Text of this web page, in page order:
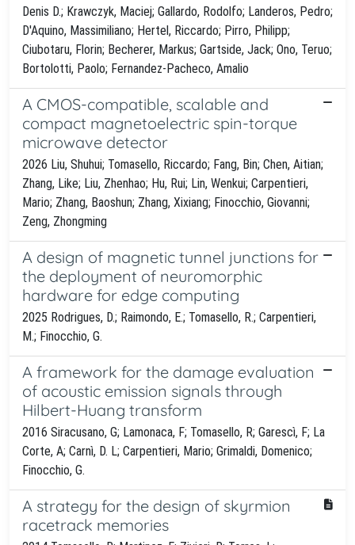
Denis D.; Krawczyk, Maciej; Gallardo, Rodolfo; Landeros, Pedro;
D'Aquino, Massimiliano; Hertel, Riccardo; Pirro, Philipp;
Ciubotaru, Florin; Becherer, Markus; Gartside, Jack; Ono, Teruo;
Bortolotti, Paolo; Fernandez-Pacheco, Amalio
A CMOS-compatible, scalable and
compact magnetoelectric spin-torque
microwave detector
2026 Liu, Shuhui; Tomasello, Riccardo; Fang, Bin; Chen, Aitian;
Zhang, Like; Liu, Zhenhao; Hu, Rui; Lin, Wenkui; Carpentieri,
Mario; Zhang, Baoshun; Zhang, Xixiang; Finocchio, Giovanni;
Zeng, Zhongming
A design of magnetic tunnel junctions for
the deployment of neuromorphic
hardware for edge computing
2025 Rodrigues, D.; Raimondo, E.; Tomasello, R.; Carpentieri,
M.; Finocchio, G.
A framework for the damage evaluation
of acoustic emission signals through
Hilbert-Huang transform
2016 Siracusano, G; Lamonaca, F; Tomasello, R; Garescì, F; La
Corte, A; Carnì, D. L; Carpentieri, Mario; Grimaldi, Domenico;
Finocchio, G.
A strategy for the design of skyrmion
racetrack memories